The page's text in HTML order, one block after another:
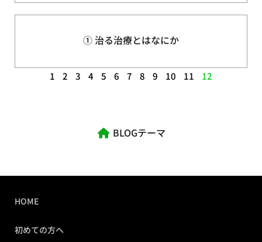
① 治る治療とはなにか
1 2 3 4 5 6 7 8 9 10 11 12
BLOGテーマ
HOME
初めての方へ